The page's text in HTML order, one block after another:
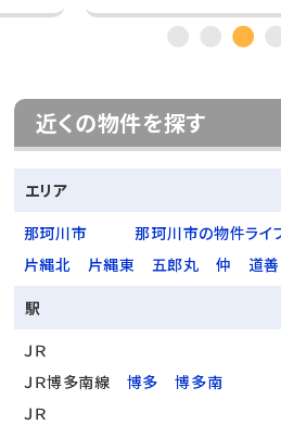
近くの物件を探す
エリア
那珂川市
那珂川市の物件ライ
片縄北
片縄東 五郎丸 仲
道善
駅
ＪＲ
ＪＲ博多南線
博多
博多南
ＪＲ